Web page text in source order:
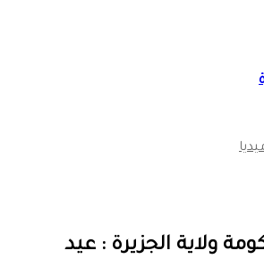
ولاية الجزيرة : عيد